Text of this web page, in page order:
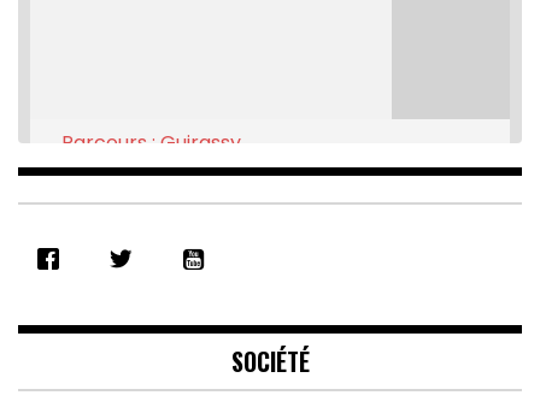
RSS FEED
EMBED
Parcours : Guirassy
Feb 16, 2021 • 28:08
SOCIÉTÉ